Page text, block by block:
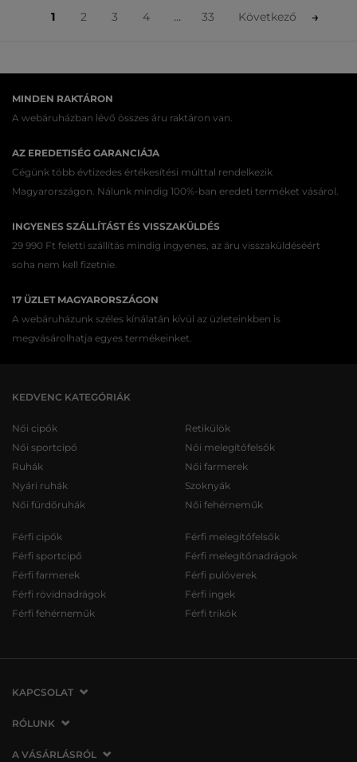
1 2 3 4 ... 33 Következő
MINDEN RAKTÁRON
A webáruházban lévő összes áru raktáron van.
AZ EREDETISÉG GARANCIÁJA
Cégünk több évtizedes értékesítési múlttal rendelkezik
Magyarországon. Nálunk mindig 100%-ban eredeti terméket vásárol.
INGYENES SZÁLLÍTÁST ÉS VISSZAKÜLDÉS
29 990 Ft feletti szállítás mindig ingyenes, az áru visszaküldéséért
soha nem kell fizetnie.
17 ÜZLET MAGYARORSZÁGON
A webáruházunk széles kínálatán kívül az üzleteinkben is
megvásárolhatja egyes termékeinket.
KEDVENC KATEGÓRIÁK
Női cipők
Női sportcipő
Ruhák
Nyári ruhák
Női fürdőruhák
Retikülök
Női melegítőfelsők
Női farmerek
Szoknyák
Női fehérneműk
Férfi cipők
Férfi sportcipő
Férfi farmerek
Férfi rövidnadrágok
Férfi fehérneműk
Férfi melegítőfelsők
Férfi melegítőnadrágok
Férfi pulóverek
Férfi ingek
Férfi trikók
KAPCSOLAT
VERMONT Services Slovakia s. r. o.
RÓLUNK
Cégünkről
A VÁSÁRLÁSRÓL